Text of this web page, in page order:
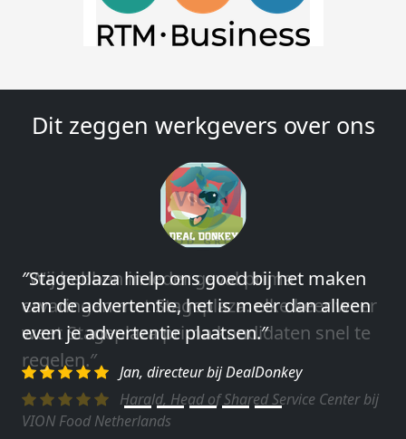
Dit zeggen werkgevers over ons
″Wij hebben in ieder geval prima
ervaringen met Stageplaza: elke keer weer
weet Stageplaza prima kandidaten snel te
regelen.″
Harald, Head of Shared Service Center bij
VION Food Netherlands